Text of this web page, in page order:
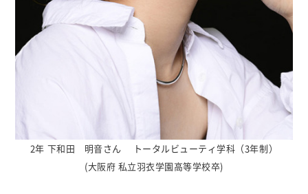
2年 下和田 明音さん トータルビューティ学科（3年制）
(大阪府 私立羽衣学園高等学校卒)